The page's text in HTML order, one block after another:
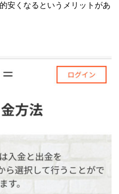
安くなるというメリットがあ